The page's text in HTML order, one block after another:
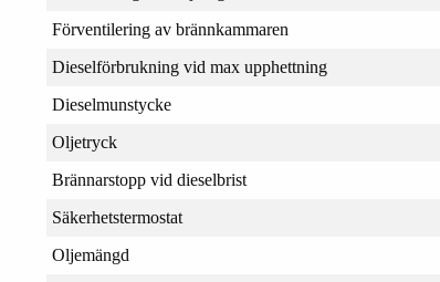
Förventilering av brännkammaren
Dieselförbrukning vid max upphettning
Dieselmunstycke
Oljetryck
Brännarstopp vid dieselbrist
Säkerhetstermostat
Oljemängd